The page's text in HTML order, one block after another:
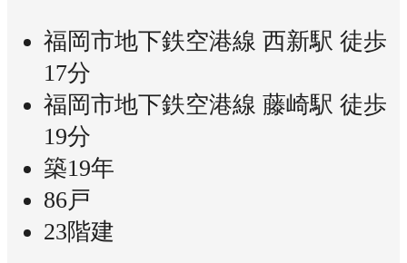
福岡市地下鉄空港線 西新駅 徒歩
17分
福岡市地下鉄空港線 藤崎駅 徒歩
19分
築19年
86戸
23階建